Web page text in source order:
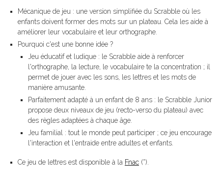
Mécanique de jeu : une version simplifiée du Scrabble où les
enfants doivent former des mots sur un plateau. Cela les aide à
améliorer leur vocabulaire et leur orthographe.
Pourquoi c'est une bonne idée ?
Jeu éducatif et ludique : le Scrabble aide à renforcer
l'orthographe, la lecture, le vocabulaire te la concentration ; il
permet de jouer avec les sons, les lettres et les mots de
manière amusante.
Parfaitement adapté à un enfant de 8 ans : le Scrabble Junior
propose deux niveaux de jeu (recto-verso du plateau) avec
des règles adaptées à chaque âge.
Jeu familial : tout le monde peut participer ; ce jeu encourage
l'interaction et l'entraide entre adultes et enfants.
Ce jeu de lettres est disponible à la Fnac (*).